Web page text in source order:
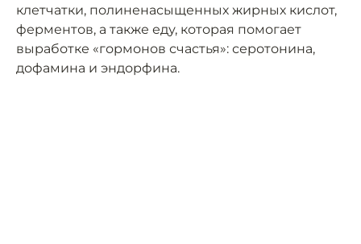
клетчатки, полиненасыщенных жирных кислот,
ферментов, а также еду, которая помогает
выработке «гормонов счастья»: серотонина,
дофамина и эндорфина.